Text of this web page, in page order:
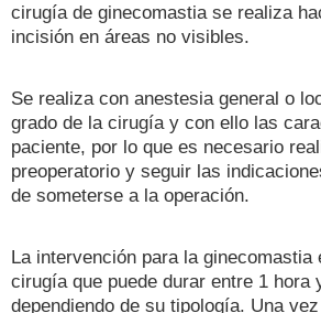
cirugía de ginecomastia se realiza
incisión en áreas no visibles.
Se realiza con anestesia general o
grado de la cirugía y con ello las
paciente, por lo que es necesario
preoperatorio y seguir las
de someterse a la operación.
La intervención para la ginecomastia
cirugía que puede durar entre 1 hora
dependiendo de su tipología. Una